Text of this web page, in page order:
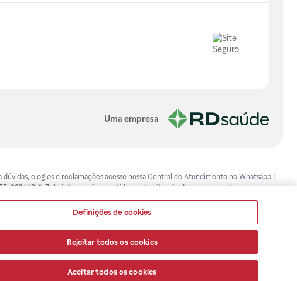
Uma empresa
dúvidas, elogios e reclamações acesse nossa Central de Atendimento no Whatsapp
002443-1-7. As informações contidas neste site não devem ser usadas para
qualquer problema de saúde e prescrever o tratamento adequado. Ao
Maiores esclarecimentos, consultar o site: www.anvisa.gov.br. A Raia Drogasil
dos clientes são compromissos da Raia Drogasil SA. Todos os pedidos
Definições de cookies
Rejeitar todos os cookies
Aceitar todos os cookies